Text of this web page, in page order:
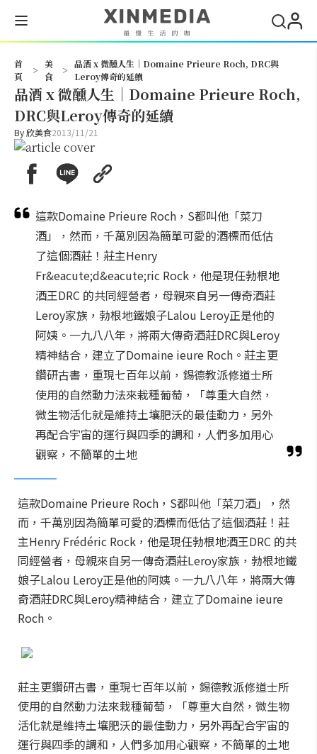
首
頁
>
美
食
>
品酒 x 微醺人生│Domaine Prieure Roch, DRC與
Leroy傳奇的延續
品酒 x 微醺人生│Domaine Prieure Roch,
DRC與Leroy傳奇的延續
By欣美食2013/11/21
這款Domaine Prieure Roch，S都叫他「菜刀
酒」，然而，千萬別因為簡單可愛的酒標而低估
了這個酒莊！莊主Henry
Fr&eacute;d&eacute;ric Rock，他是現任勃根地
酒王DRC 的共同經營者，母親來自另一傳奇酒莊
Leroy家族，勃根地鐵娘子Lalou Leroy正是他的
阿姨。一九八八年，將兩大傳奇酒莊DRC與Leroy
精神結合，建立了Domaine ieure Roch。莊主更
鑽研古書，重現七百年以前，錫德教派修道士所
使用的自然動力法來栽種葡萄，「尊重大自然，
微生物活化就是維持土壤肥沃的最佳動力，另外
再配合宇宙的運行與四季的調和，人們多加用心
觀察，不簡單的土地
這款Domaine Prieure Roch，S都叫他「菜刀酒」，然
而，千萬別因為簡單可愛的酒標而低估了這個酒莊！莊
主Henry Frédéric Rock，他是現任勃根地酒王DRC 的共
同經營者，母親來自另一傳奇酒莊Leroy家族，勃根地鐵
娘子Lalou Leroy正是他的阿姨。一九八八年，將兩大傳
奇酒莊DRC與Leroy精神結合，建立了Domaine ieure
Roch。
莊主更鑽研古書，重現七百年以前，錫德教派修道士所
使用的自然動力法來栽種葡萄，「尊重大自然，微生物
活化就是維持土壤肥沃的最佳動力，另外再配合宇宙的
運行與四季的調和，人們多加用心觀察，不簡單的土地